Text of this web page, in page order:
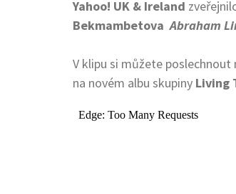
Yahoo! UK & Ireland
Bekmambetova Abraham
V klipu si můžete poslechnout
na novém albu skupiny Living